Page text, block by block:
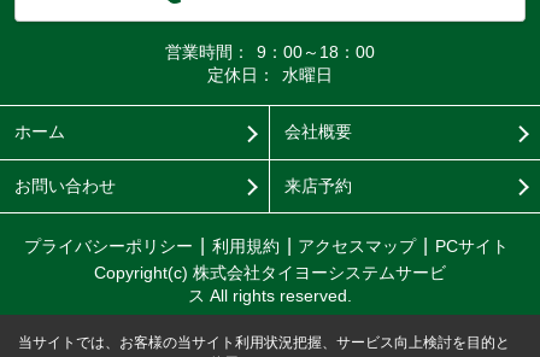
営業時間：
9：00～18：00
定休日：
水曜日
ホーム 会社概要
お問い合わせ 来店予約
プライバシーポリシー 利用規約 アクセスマップ
PCサイト
Copyright(c) 株式会社タイヨーシステムサービ
ス All rights reserved.
当サイトでは、お客様の当サイト利用状況把握、サービス向上検討を目的と